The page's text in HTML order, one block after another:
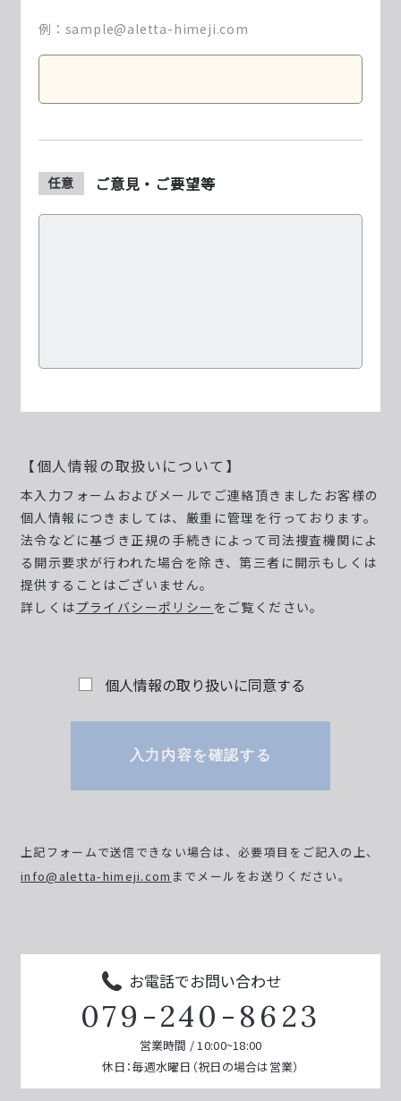
例：sample@aletta-himeji.com
任意 ご意見・ご要望等
【個人情報の取扱いについて】
本入力フォームおよびメールでご連絡頂きましたお客様の
個人情報につきましては、厳重に管理を行っております。
法令などに基づき正規の手続きによって司法捜査機関によ
る開示要求が行われた場合を除き、第三者に開示もしくは
提供することはございません。
詳しくはプライバシーポリシー をご覧ください。
個人情報の取り扱いに同意する
入力内容を確認する
上記フォームで送信できない場合は、必要項目をご記入の上、
info@aletta-himeji.com までメールをお送りください。
お電話でお問い合わせ
079-240-8623
営業時間 / 10:00~18:00
休日：毎週水曜日（祝日の場合は営業）